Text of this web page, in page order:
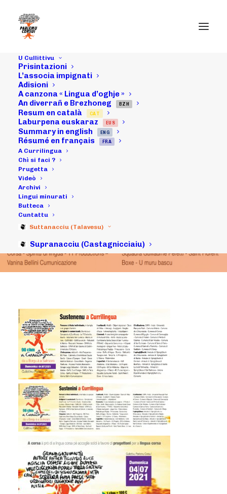
U Cullittivu
Prisintazioni
L’associa impignati
Adisioni
A canzona « Lingua d’oghje »
An diverrañ e Brezhoneg
BZH
Resum en català CAT
Laburpena euskaraz EUS
Summary in english ENG
Résumé en français FRA
A Currilingua
Chì si faci ?
Prugetta
Videò
Archivi
Lingui minurati
Butteca
Cuntattu
Suttanacciu (Talavesu)
Supranacciu (Castagnicciaiu)
Da u 26 di
ghjunghju à u 4
di luddu :
Publicità in
corsematin